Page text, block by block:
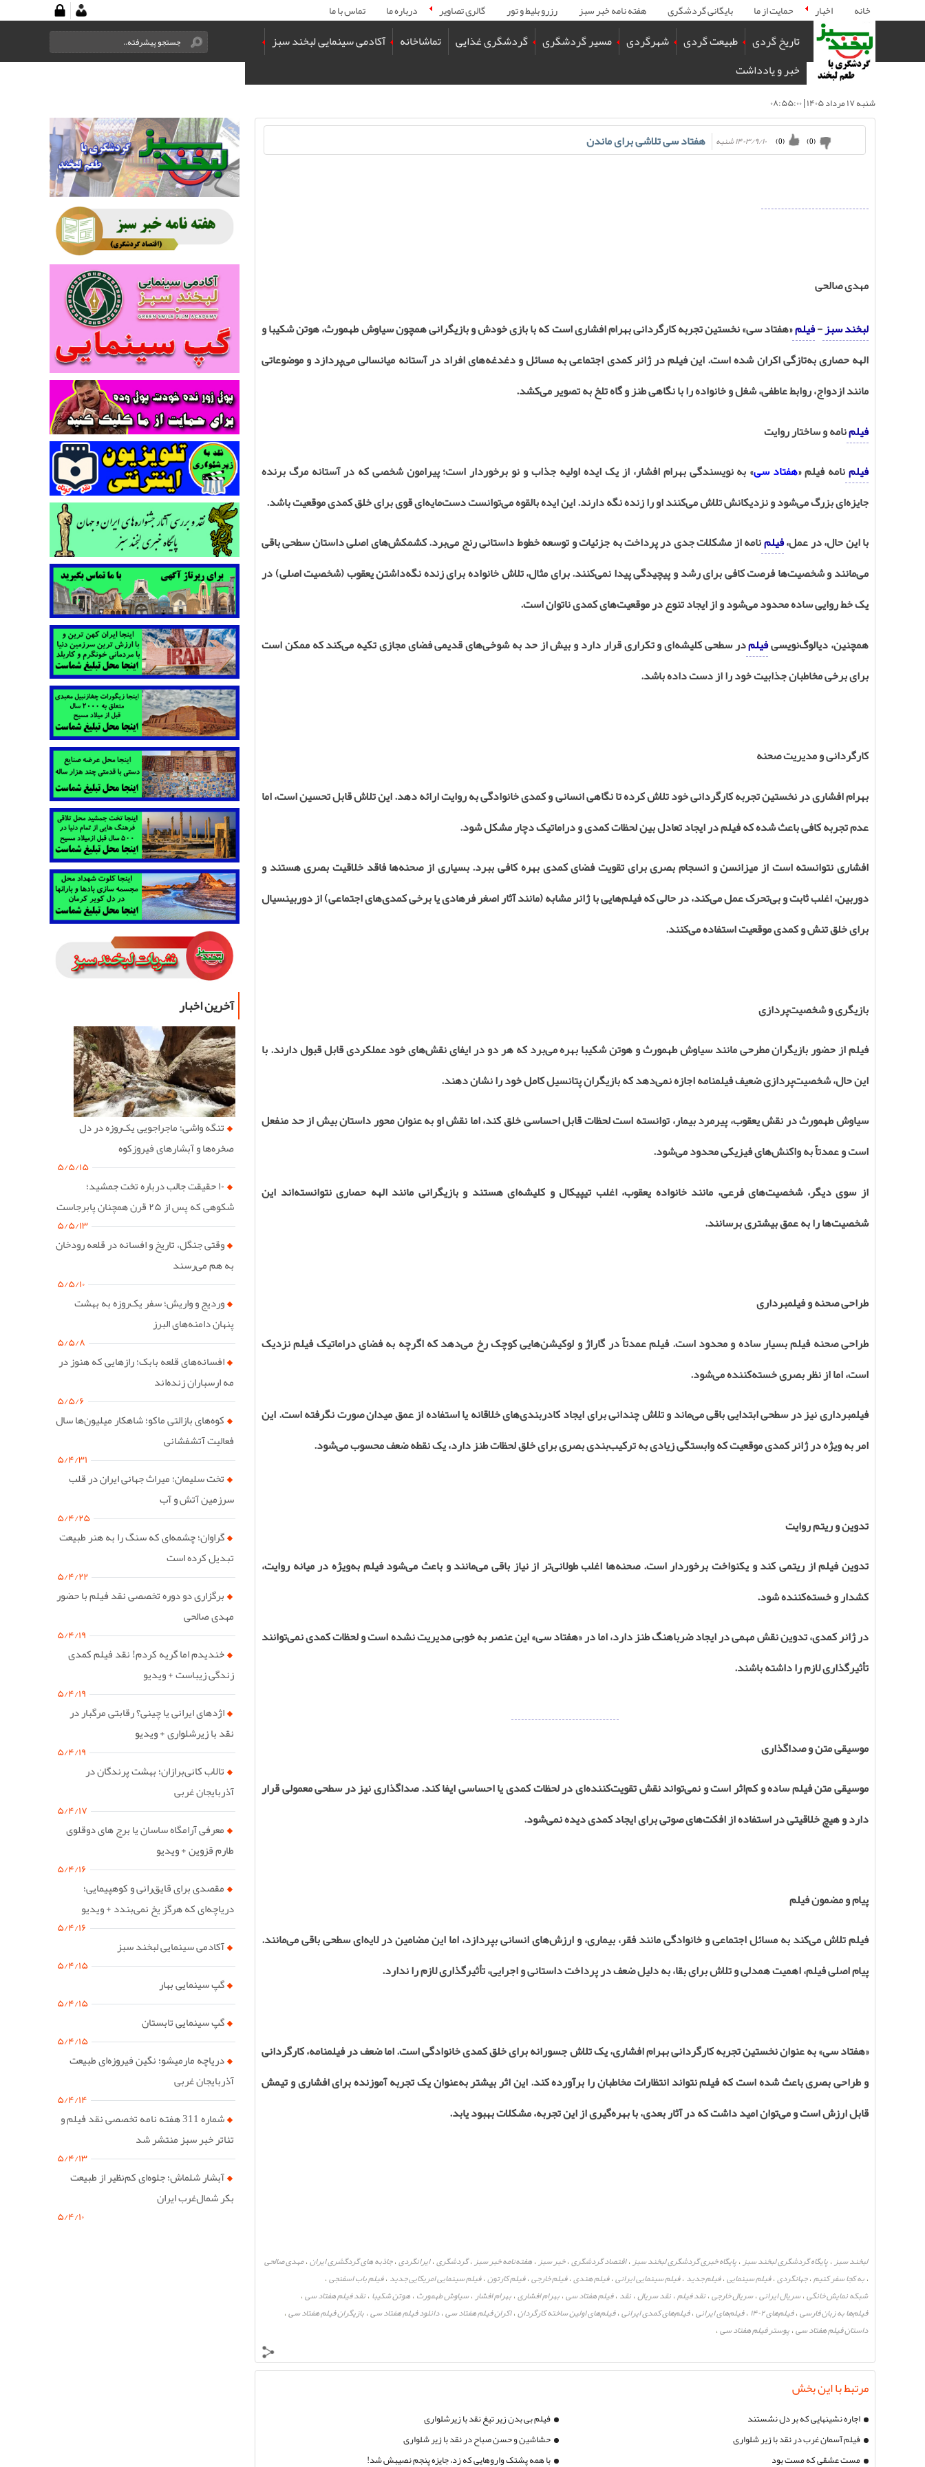
خانه اخبار حمایت از ما بایگانی گردشگری هفته نامه خبر سبز رزرو بلیط و تور گالری تصاویر درباره ما تماس با ما
تاریخ گردی طبیعت گردی شهرگردی مسیر گردشگری گردشگری غذایی تماشاخانه
آکادمی سینمایی لبخند سبز
خبر و یادداشت
شنبه ۱۷ مرداد ۱۴۰۵ | ۰۸:۵۵:۰۰
۱۴۰۳/۹/۱۰ شنبه (
0
) (
0
) هفتاد سی تلاشی برای ماندن
مهدی صالحی
لبخند سبز-فیلم«هفتاد سی» نخستین تجربه کارگردانی بهرام افشاری است که با بازی خودش و بازیگرانی همچون سیاوش طهمورث، هوتن شکیبا و
الهه حصاری به‌تازگی اکران شده است. این فیلم در ژانر کمدی اجتماعی به مسائل و دغدغه‌های افراد در آستانه میانسالی می‌پردازد و موضوعاتی
مانند ازدواج، روابط عاطفی، شغل و خانواده را با نگاهی طنز و گاه تلخ به تصویر می‌کشد.
فیلمنامه و ساختار روایت
فیلمنامه فیلم «هفتاد سی» به نویسندگی بهرام افشار، از یک ایده اولیه جذاب و نو برخوردار است؛ پیرامون شخصی که در آستانه مرگ برنده
جایزه‌ای بزرگ می‌شود و نزدیکانش تلاش می‌کنند او را زنده نگه دارند. این ایده بالقوه می‌توانست دست‌مایه‌ای قوی برای خلق کمدی موقعیت باشد.
با این حال، در عمل،فیلمنامه از مشکلات جدی در پرداخت به جزئیات و توسعه خطوط داستانی رنج می‌برد. کشمکش‌های اصلی داستان سطحی باقی
می‌مانند و شخصیت‌ها فرصت کافی برای رشد و پیچیدگی پیدا نمی‌کنند. برای مثال، تلاش خانواده برای زنده نگه‌داشتن یعقوب (شخصیت اصلی) در
یک خط روایی ساده محدود می‌شود و از ایجاد تنوع در موقعیت‌های کمدی ناتوان است.
همچنین، دیالوگ‌نویسیفیلمدر سطحی کلیشه‌ای و تکراری قرار دارد و بیش از حد به شوخی‌های قدیمی فضای مجازی تکیه می‌کند که ممکن است
برای برخی مخاطبان جذابیت خود را از دست داده باشد.
کارگردانی و مدیریت صحنه
بهرام افشاری در نخستین تجربه کارگردانی خود تلاش کرده تا نگاهی انسانی و کمدی خانوادگی به روایت ارائه دهد. این تلاش قابل تحسین است، اما
عدم تجربه کافی باعث شده که فیلم در ایجاد تعادل بین لحظات کمدی و دراماتیک دچار مشکل شود.
افشاری نتوانسته است از میزانسن و انسجام بصری برای تقویت فضای کمدی بهره کافی ببرد. بسیاری از صحنه‌ها فاقد خلاقیت بصری هستند و
دوربین، اغلب ثابت و بی‌تحرک عمل می‌کند، در حالی که فیلم‌هایی با ژانر مشابه (مانند آثار اصغر فرهادی یا برخی کمدی‌های اجتماعی) از دوربینسیال
برای خلق تنش و کمدی موقعیت استفاده می‌کنند.
بازیگری و شخصیت‌پردازی
فیلم از حضور بازیگران مطرحی مانند سیاوش طهمورث و هوتن شکیبا بهره می‌برد که هر دو در ایفای نقش‌های خود عملکردی قابل قبول دارند. با
این حال، شخصیت‌پردازی ضعیف فیلمنامه اجازه نمی‌دهد که بازیگران پتانسیل کامل خود را نشان دهند.
سیاوش طهمورث در نقش یعقوب، پیرمرد بیمار، توانسته است لحظات قابل احساسی خلق کند، اما نقش او به عنوان محور داستان بیش از حد منفعل
است و عمدتاً به واکنش‌های فیزیکی محدود می‌شود.
از سوی دیگر، شخصیت‌های فرعی، مانند خانواده یعقوب، اغلب تیپیکال و کلیشه‌ای هستند و بازیگرانی مانند الهه حصاری نتوانسته‌اند این
شخصیت‌ها را به عمق بیشتری برسانند.
طراحی صحنه و فیلمبرداری
طراحی صحنه فیلم بسیار ساده و محدود است. فیلم عمدتاً در گاراژ و لوکیشن‌هایی کوچک رخ می‌دهد که اگرچه به فضای دراماتیک فیلم نزدیک
است، اما از نظر بصری خسته‌کننده می‌شود.
فیلمبرداری نیز در سطحی ابتدایی باقی می‌ماند و تلاش چندانی برای ایجاد کادربندی‌های خلاقانه یا استفاده از عمق میدان صورت نگرفته است. این
امر به ویژه در ژانر کمدی موقعیت که وابستگی زیادی به ترکیب‌بندی بصری برای خلق لحظات طنز دارد، یک نقطه ضعف محسوب می‌شود.
تدوین و ریتم روایت
تدوین فیلم از ریتمی کند و یکنواخت برخوردار است. صحنه‌ها اغلب طولانی‌تر از نیاز باقی می‌مانند و باعث می‌شود فیلم به‌ویژه در میانه روایت،
کشدار و خسته‌کننده شود.
در ژانر کمدی، تدوین نقش مهمی در ایجاد ضرباهنگ طنز دارد، اما در «هفتاد سی» این عنصر به خوبی مدیریت نشده است و لحظات کمدی نمی‌توانند
تأثیرگذاری لازم را داشته باشند.
موسیقی متن و صداگذاری
موسیقی متن فیلم ساده و کم‌اثر است و نمی‌تواند نقش تقویت‌کننده‌ای در لحظات کمدی یا احساسی ایفا کند. صداگذاری نیز در سطحی معمولی قرار
دارد و هیچ خلاقیتی در استفاده از افکت‌های صوتی برای ایجاد کمدی دیده نمی‌شود.
پیام و مضمون فیلم
فیلم تلاش می‌کند به مسائل اجتماعی و خانوادگی مانند فقر، بیماری، و ارزش‌های انسانی بپردازد، اما این مضامین در لایه‌ای سطحی باقی می‌مانند.
پیام اصلی فیلم، اهمیت همدلی و تلاش برای بقا، به دلیل ضعف در پرداخت داستانی و اجرایی، تأثیرگذاری لازم را ندارد.
«هفتاد سی» به عنوان نخستین تجربه کارگردانی بهرام افشاری، یک تلاش جسورانه برای خلق کمدی خانوادگی است. اما ضعف در فیلمنامه، کارگردانی
و طراحی بصری باعث شده است که فیلم نتواند انتظارات مخاطبان را برآورده کند. این اثر بیشتر به‌عنوان یک تجربه آموزنده برای افشاری و تیمش
قابل ارزش است و می‌توان امید داشت که در آثار بعدی، با بهره‌گیری از این تجربه، مشکلات بهبود یابد.
لبخند سبز ،پایگاه گردشگری لبخند سبز ،پایگاه خبری گردشگری لبخند سبز ،اقتصاد گردشگری،خبر سبز ،هفته‌نامه خبر سبز ،گردشگری،ایرانگردی،جاذبه های گردگشری ایران،مهدی صالحی
،به کجا سفر کنیم،جهانگردی،فیلم سینمایی،فیلم جدید ،فیلم سینمایی ایرانی،فیلم هندی،فیلم خارجی،فیلم کارتون،فیلم سینمایی امریکایی جدید ،فیلم باب اسفنجی،
شبکه نمایش خانگی،سریال ایرانی،سریال خارجی،نقد فیلم،نقد سریال،نقد ،فیلم هفتاد سی،بهرام افشاری،بهرام افشار،سیاوش طهمورث ،هوتن شکیبا ،نقد فیلم هفتاد سی،
فیلم‌ها به زبان فارسی،فیلم‌های ۱۴۰۲ ،فیلم‌های ایرانی،فیلم‌های کمدی ایرانی،فیلم‌های اولین ساخته کارگردان،اکران فیلم هفتاد سی،دانلود فیلم هفتاد سی،بازیگران فیلم هفتاد سی،
داستان فیلم هفتاد سی،پوستر فیلم هفتاد سی،
مرتبط با این بخش
اجاره نشینهایی که بر دل نشستند
فیلم بی بدن زیر تیغ نقد با زیرشلواری
فیلم آسمان غرب در نقد با زیر شلواری
حشاشین و حسن صباح در نقد با زیر شلواری
مست عشقی که مست بود
با همه پشتک واروهایی که زد، جایزه پنجم نصیبش شد!
آخرین اخبار
تنگه واشی؛ ماجراجویی یک‌روزه در دل
صخره‌ها و آبشارهای فیروزکوه
۵/۵/۱۵
۱۰ حقیقت جالب درباره تخت جمشید؛
شکوهی که پس از ۲۵ قرن همچنان پابرجاست
۵/۵/۱۳
وقتی جنگل، تاریخ و افسانه در قلعه رودخان
به هم می‌رسند
۵/۵/۱۰
وردیج و واریش؛ سفر یک‌روزه به بهشت
پنهان دامنه‌های البرز
۵/۵/۸
افسانه‌های قلعه بابک؛ رازهایی که هنوز در
مه ارسباران زنده‌اند
۵/۵/۶
کوه‌های بازالتی ماکو؛ شاهکار میلیون‌ها سال
فعالیت آتشفشانی
۵/۴/۳۱
تخت سلیمان؛ میراث جهانی ایران در قلب
سرزمین آتش و آب
۵/۴/۲۵
گراوان؛ چشمه‌ای که سنگ را به هنر طبیعت
تبدیل کرده است
۵/۴/۲۲
برگزاری دو دوره تخصصی نقد فیلم با حضور
مهدی صالحی
۵/۴/۱۹
خندیدم اما گریه کردم! نقد فیلم کمدی
زندگی زیباست + ویدیو
۵/۴/۱۹
اژدهای ایرانی یا چینی؟ رقابتی مرگبار در
نقد با زیرشلواری + ویدیو
۵/۴/۱۹
تالاب کانی‌برازان؛ بهشت پرندگان در
آذربایجان غربی
۵/۴/۱۷
معرفی آرامگاه ساسان یا برج های دوقلوی
طارم قزوین + ویدیو
۵/۴/۱۶
مقصدی برای قایق‌رانی و کوهپیمایی؛
دریاچه‌ای که هرگز یخ نمی‌بندد + ویدیو
۵/۴/۱۶
آکادمی سینمایی لبخند سبز
۵/۴/۱۵
گپ سینمایی بهار
۵/۴/۱۵
گپ سینمایی تابستان
۵/۴/۱۵
دریاچه مارمیشو؛ نگین فیروزه‌ای طبیعت
آذربایجان غربی
۵/۴/۱۴
شماره 311 هفته نامه تخصصی نقد فیلم و
تئاتر خبر سبز منتشر شد
۵/۴/۱۳
آبشار شلماش؛ جلوه‌ای کم‌نظیر از طبیعت
بکر شمال‌غرب ایران
۵/۴/۱۰